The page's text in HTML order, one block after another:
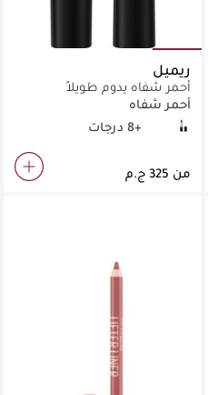
ريميل
أحمر شفاه يدوم طويلاً
أحمر شفاه
001 My Gorge Red
066 Heather Shimmer+8 درجات
من